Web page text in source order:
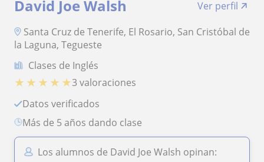
David Joe Walsh
Ver perfil
Santa Cruz de Tenerife, El Rosario, San Cristóbal de
la Laguna, Tegueste
Clases de Inglés
★ ★ ★ ★ ★3 valoraciones
Datos verificados
más de 5 años dando clase
Los alumnos de David Joe Walsh opinan: